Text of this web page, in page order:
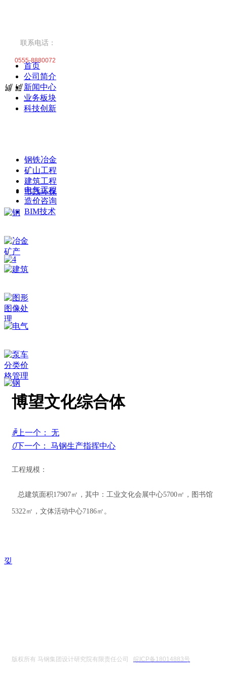
联系电话：
0555-8880072
首页
公司简介
新闻中心
业务板块
科技创新
넳 넲
钢铁冶金
矿山工程
建筑工程
市政环保
电气工程
造价咨询
BIM技术
博望文化综合体
ꄴ上一个：
无
ꄲ下一个： 马钢生产指挥中心
工程规模：
总建筑面积17907㎡，其中：工业文化会展中心5700㎡，图书馆
5322㎡，文体活动中心7186㎡。
낒
版权所有 马钢集团设计研究院有限责任公司 皖ICP备18014883号